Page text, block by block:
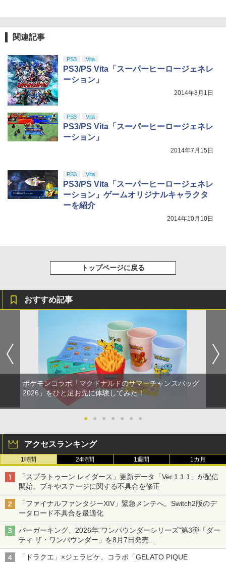
関連記事
PS3 Vita
PS3/PS Vita「スーパーヒーロージェネレ
ーション」
2014年8月1日
PS3 Vita
PS3/PS Vita「スーパーヒーロージェネレ
ーション」
2014年7月15日
PS3 Vita
PS3/PS Vita「スーパーヒーロージェネレ
ーション」ゲームオリジナルキャラクタ
ーを紹介
2014年10月10日
トップページに戻る
おすすめ記事
ポケモンコラボ「マクドナルドのサマーチャンスバッグ
2026」をひと足お先に体験してみた！
● ● ● ● ● ● ●
アクセスランキング
1時間 24時間 1週間 1カ月
「スプラトゥーン レイダース」更新データ「Ver.1.1.1」が配信
開始。ブキやステージに関する不具合を修正
「ファイナルファンタジーXIV」緊急メンテへ。Switch2版のデ
ータロード不具合を最適化
バーガーキング、2026年“ワンパウンダーシリーズ”第3弾「ダー
ティ ザ・ワンパウンダー」を8月7日発売
「特製ガーリックマヨソース」を使用した超大型チーズバーガー
「ドラクエ」×ジェラピケ、コラボ「GELATO PIQUE